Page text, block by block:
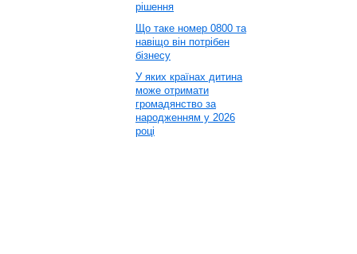
рішення
Що таке номер 0800 та
навіщо він потрібен
бізнесу
У яких країнах дитина
може отримати
громадянство за
народженням у 2026
році